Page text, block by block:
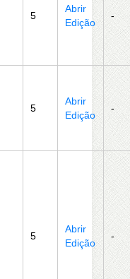
5
Abrir
Edição
-
5
Abrir
Edição
-
5
Abrir
Edição
-